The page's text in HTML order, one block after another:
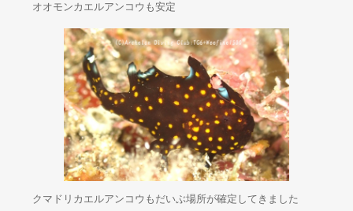
オオモンカエルアンコウも安定
クマドリカエルアンコウもだいぶ場所が確定してきました